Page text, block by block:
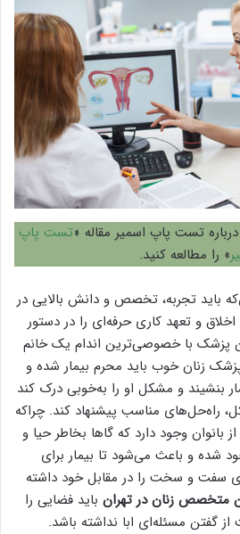
تست پاپ اسمیر مقاله «تست پاپ
» را مطالعه کنید.
باید تجربه، تخصص و دانش بالایی در
اخلاق و تعهد کاری حرفه‌ای را در دستور
پزشک با خصوصی‌ترین اندام یک خانم
زنان خوب باید محرم بیمار شده و
بنشیند و مشکل او را به‌خوبی درک کند
مناسب پیشنهاد کند. چراکه
بانوان وجود دارد که گاها بخاطر حیا و
شده و باعث می‌شود تا بیمار برای
سفت و سخت را در مقابل خود داشته
متخصص زنان در تهران باید فضایی را
گفتن مسئله‌ای ابا نداشته باشد.